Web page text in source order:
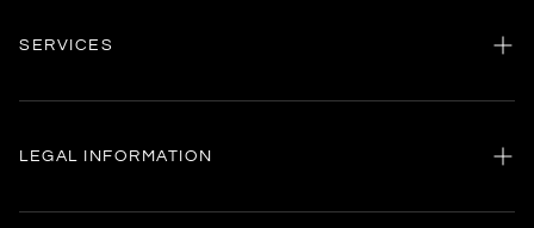
SERVICES
Home
LEGAL INFORMATION
General terms and conditions